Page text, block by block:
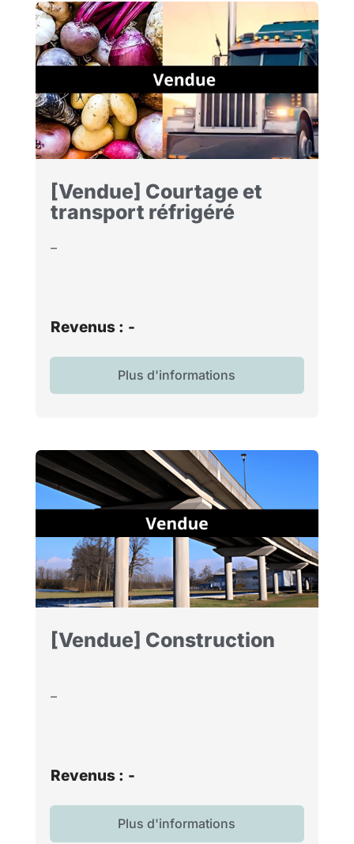
[Vendue] Courtage et
transport réfrigéré
–
Revenus : -
Plus d'informations
[Vendue] Construction
–
Revenus : -
Plus d'informations